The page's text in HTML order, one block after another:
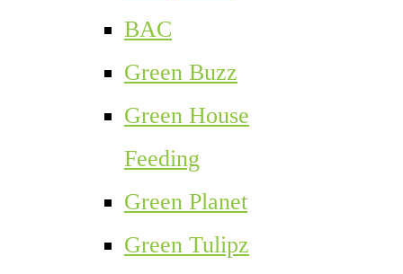
BAC
Green Buzz
Green House
Feeding
Green Planet
Green Tulipz